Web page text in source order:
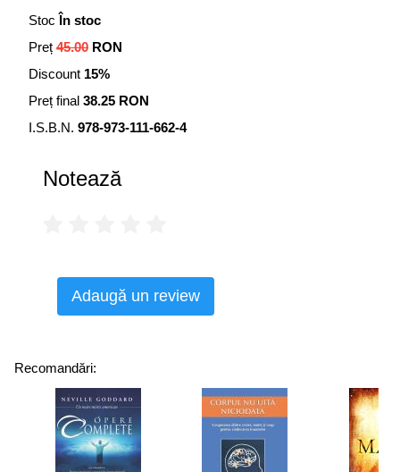
dumneavoastră de cuplu! Prin numeroase exerciţii şi
exemple, cei trei autori ai cărţii de faţă oferă numeroase
soluţii pentru a dezvolta o relaţie pozitivă şi deschisă cu
persoana iubită.
Stoc În stoc
Preț 45.00 RON
Discount 15%
Preț final 38.25 RON
I.S.B.N. 978-973-111-662-4
Notează
Adaugă un review
Recomandări: